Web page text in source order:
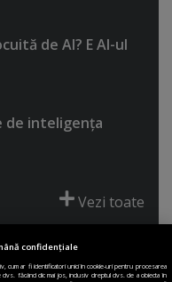
de AI? E AI-ul
de inteligenţa
Vezi toate
confidențiale
cum ar fi identificatori unici în cookie-uri pentru procesarea
făcând clic mai jos, inclusiv dreptul dvs. de a obiecta în